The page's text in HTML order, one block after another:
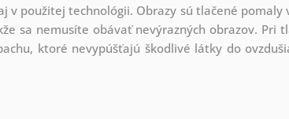
v použitej technológii. Obrazy sú tlačené pomaly
sa nemusíte obávať nevýrazných obrazov. Pri
ktoré nevypúšťajú škodlivé látky do